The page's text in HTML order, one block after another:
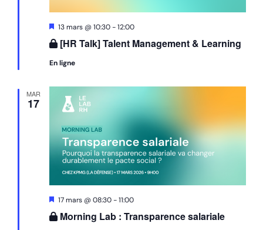
[HR Talk] Talent Management & Learning
Mis
avant
13 mars @ 10:30-12:00
En ligne
MAR
17
Morning Lab : Transparence salariale
Mis
avant
17 mars @ 08:30-11:00